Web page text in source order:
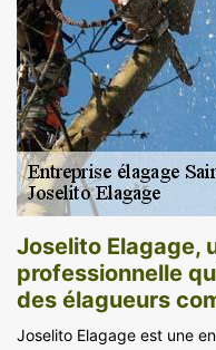
Joselito Elagage,
professionnelle
des élagueurs
Joselito Elagage est une